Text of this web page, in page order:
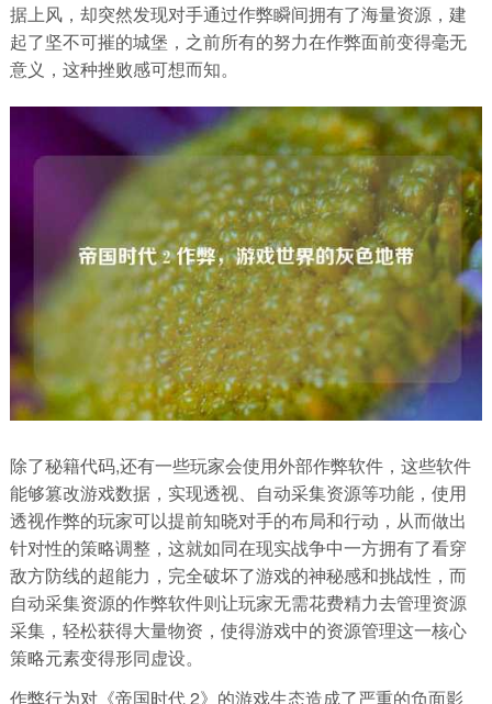
据上风，却突然发现对手通过作弊瞬间拥有了海量资源，建
起了坚不可摧的城堡，之前所有的努力在作弊面前变得毫无
意义，这种挫败感可想而知。
除了秘籍代码,还有一些玩家会使用外部作弊软件，这些软件
能够篡改游戏数据，实现透视、自动采集资源等功能，使用
透视作弊的玩家可以提前知晓对手的布局和行动，从而做出
针对性的策略调整，这就如同在现实战争中一方拥有了看穿
敌方防线的超能力，完全破坏了游戏的神秘感和挑战性，而
自动采集资源的作弊软件则让玩家无需花费精力去管理资源
采集，轻松获得大量物资，使得游戏中的资源管理这一核心
策略元素变得形同虚设。
作弊行为对《帝国时代 2》的游戏生态造成了严重的负面影